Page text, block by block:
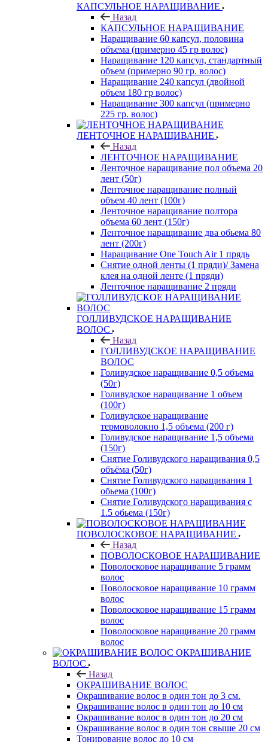
КАПСУЛЬНОЕ НАРАЩИВАНИЕ
Назад
КАПСУЛЬНОЕ НАРАЩИВАНИЕ
Наращивание 60 капсул, половина
объема (примерно 45 гр волос)
Наращивание 120 капсул, стандартный
объем (примерно 90 гр. волос)
Наращивание 240 капсул (двойной
объем 180 гр волос)
Наращивание 300 капсул (примерно
225 гр. волос)
ЛЕНТОЧНОЕ НАРАЩИВАНИЕ
Назад
ЛЕНТОЧНОЕ НАРАЩИВАНИЕ
Ленточное наращивание пол объема 20
лент (50г)
Ленточное наращивание полный
объем 40 лент (100г)
Ленточное наращивание полтора
объема 60 лент (150г)
Ленточное наращивание два обьема 80
лент (200г)
Наращивание One Touch Air 1 прядь
Снятие одной ленты (1 пряди)/ Замена
клея на одной ленте (1 пряди)
Ленточное наращивание 2 пряди
ГОЛЛИВУДСКОЕ НАРАЩИВАНИЕ
ВОЛОС
Назад
ГОЛЛИВУДСКОЕ НАРАЩИВАНИЕ
ВОЛОС
Голивудское наращивание 0,5 объема
(50г)
Голивудское наращивание 1 объем
(100г)
Голивудское наращивание
термоволокно 1,5 объема (200 г)
Голивудское наращивание 1,5 объема
(150г)
Снятие Голивудского наращивания 0,5
объёма (50г)
Снятие Голивудского наращивания 1
обьема (100г)
Снятие Голивудского наращивания с
1.5 обьема (150г)
ПОВОЛОСКОВОЕ НАРАЩИВАНИЕ
Назад
ПОВОЛОСКОВОЕ НАРАЩИВАНИЕ
Поволосковое наращивание 5 грамм
волос
Поволосковое наращивание 10 грамм
волос
Поволосковое наращивание 15 грамм
волос
Поволосковое наращивание 20 грамм
волос
ОКРАШИВАНИЕ
ВОЛОС
Назад
ОКРАШИВАНИЕ ВОЛОС
Окрашивание волос в один тон до 3 см.
Окрашивание волос в один тон до 10 см
Окрашивание волос в один тон до 20 см
Окрашивание волос в один тон свыше 20 см
Тонирование волос до 10 см